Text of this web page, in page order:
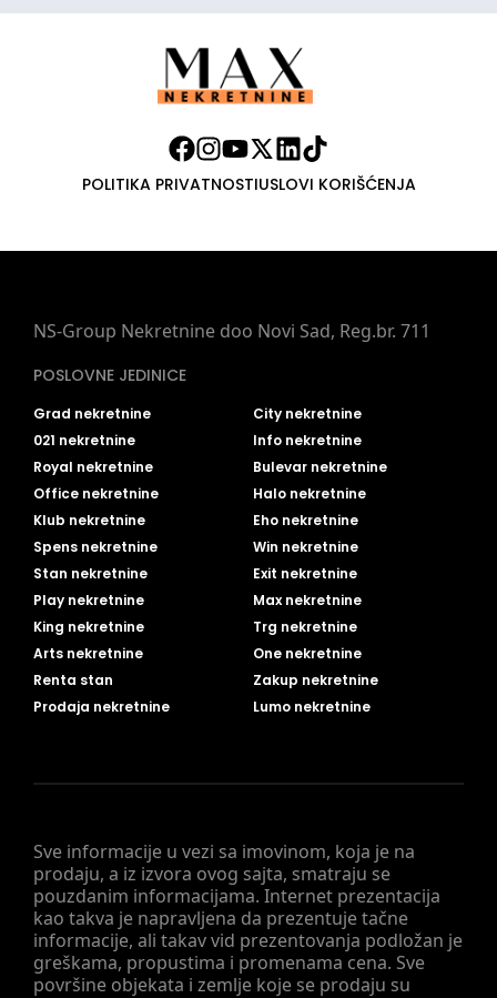
POLITIKA PRIVATNOSTIUSLOVI KORIŠĆENJA
Sve informacije u vezi sa imovinom, koja je na
prodaju, a iz izvora ovog sajta, smatraju se
pouzdanim informacijama. Internet prezentacija
kao takva je napravljena da prezentuje tačne
informacije, ali takav vid prezentovanja podložan je
greškama, propustima i promenama cena. Sve
površine objekata i zemlje koje se prodaju su
NS-Group Nekretnine doo Novi Sad, Reg.br. 711
POSLOVNE JEDINICE
Grad nekretnine
City nekretnine
021 nekretnine
Info nekretnine
Royal nekretnine
Bulevar nekretnine
Office nekretnine
Halo nekretnine
Klub nekretnine
Eho nekretnine
Spens nekretnine
Win nekretnine
Stan nekretnine
Exit nekretnine
Play nekretnine
Max nekretnine
King nekretnine
Trg nekretnine
Arts nekretnine
One nekretnine
Renta stan
Zakup nekretnine
Prodaja nekretnine
Lumo nekretnine